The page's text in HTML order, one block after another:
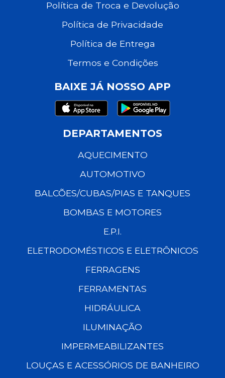
Política de Troca e Devolução
Política de Privacidade
Política de Entrega
Termos e Condições
BAIXE JÁ NOSSO APP
DEPARTAMENTOS
AQUECIMENTO
AUTOMOTIVO
BALCÕES/CUBAS/PIAS E TANQUES
BOMBAS E MOTORES
E.P.I.
ELETRODOMÉSTICOS E ELETRÔNICOS
FERRAGENS
FERRAMENTAS
HIDRÁULICA
ILUMINAÇÃO
IMPERMEABILIZANTES
LOUÇAS E ACESSÓRIOS DE BANHEIRO